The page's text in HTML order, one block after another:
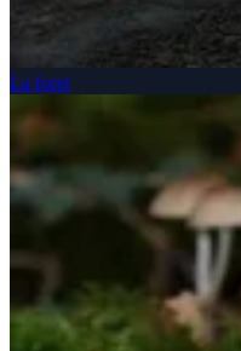
La foret